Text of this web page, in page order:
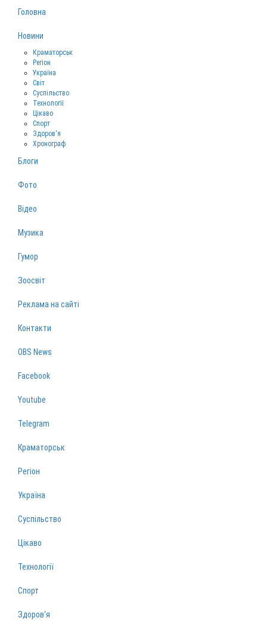
Головна
Новини
Краматорськ
Регіон
Україна
Світ
Суспільство
Технології
Цікаво
Спорт
Здоров‘я
Хронограф
Блоги
Фото
Відео
Музика
Гумор
Зоосвіт
Реклама на сайті
Контакти
OBS News
Facebook
Youtube
Telegram
Краматорськ
Регіон
Україна
Суспільство
Цікаво
Технології
Спорт
Здоров‘я